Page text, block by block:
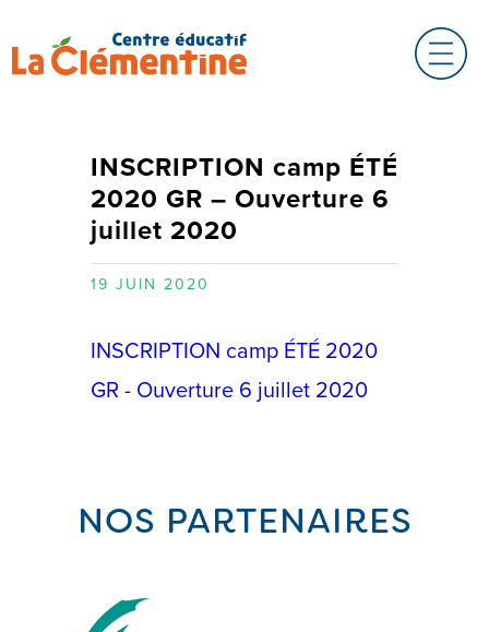
INSCRIPTION camp ÉTÉ
2020 GR – Ouverture 6
juillet 2020
19 JUIN 2020
INSCRIPTION camp ÉTÉ 2020
GR - Ouverture 6 juillet 2020
NOS PARTENAIRES